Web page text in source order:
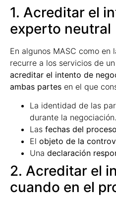
1. Acreditar el
experto neutral
En algunos MASC como
recurre a los servicios de
acreditar el intento de
ambas partes en el que
La identidad de las
durante la negociación.
Las fechas del
El objeto de la
Una declaración
2. Acreditar el
cuando en el